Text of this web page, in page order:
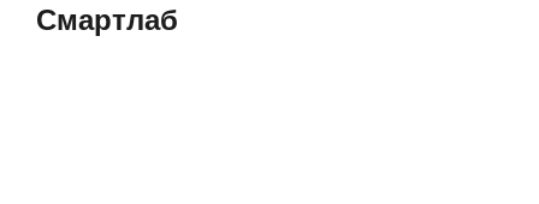
Смартлаб